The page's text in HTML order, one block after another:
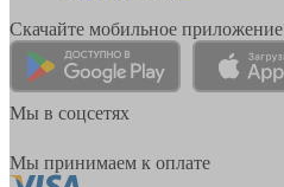
Скачайте мобильное приложение
Мы в соцсетях
Мы принимаем к оплате